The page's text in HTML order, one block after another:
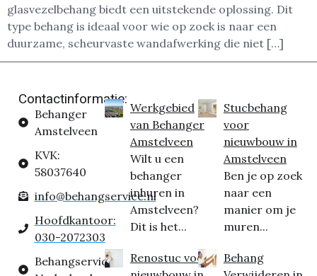
glasvezelbehang biedt een uitstekende oplossing. Dit
type behang is ideaal voor wie op zoek is naar een
duurzame, scheurvaste wandafwerking die niet […]
Contactinformatie:
Behanger
Amstelveen
KVK:
58037640
info@behangservice.nl
Hoofdkantoor:
030-2072303
Behangservice
Werkgebied
van Behanger
Amstelveen
Wilt u een
behanger
inhuren in
Amstelveen?
Dit is het...
Renostuc voor
Stucbehang
voor
nieuwbouw in
Amstelveen
Ben je op zoek
naar een
manier om je
muren...
Behang